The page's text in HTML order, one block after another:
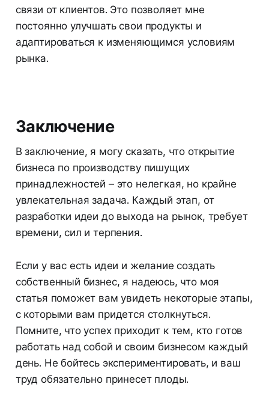
связи от клиентов. Это позволяет мне
постоянно улучшать свои продукты и
адаптироваться к изменяющимся условиям
рынка.
Заключение
В заключение, я могу сказать, что открытие
бизнеса по производству пишущих
принадлежностей – это нелегкая, но крайне
увлекательная задача. Каждый этап, от
разработки идеи до выхода на рынок, требует
времени, сил и терпения.
Если у вас есть идеи и желание создать
собственный бизнес, я надеюсь, что моя
статья поможет вам увидеть некоторые этапы,
с которыми вам придется столкнуться.
Помните, что успех приходит к тем, кто готов
работать над собой и своим бизнесом каждый
день. Не бойтесь экспериментировать, и ваш
труд обязательно принесет плоды.